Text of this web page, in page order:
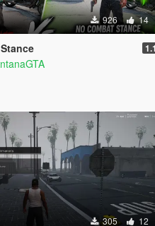
926 14
1.1
305 12